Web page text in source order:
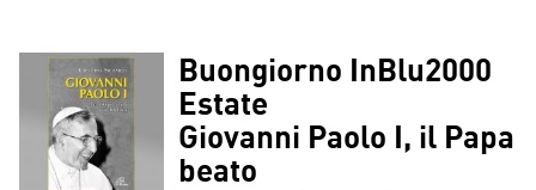
Buongiorno InBlu2000
Estate
Giovanni Paolo I, il Papa
beato